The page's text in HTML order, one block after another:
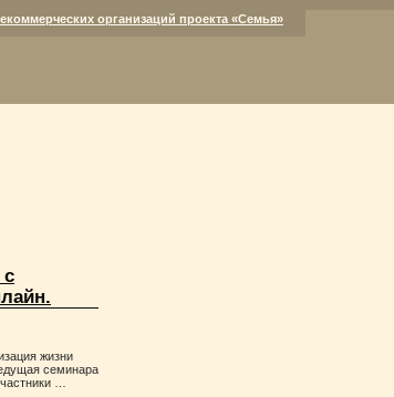
организаций проекта «Семья»
с
жизни
семинара
…